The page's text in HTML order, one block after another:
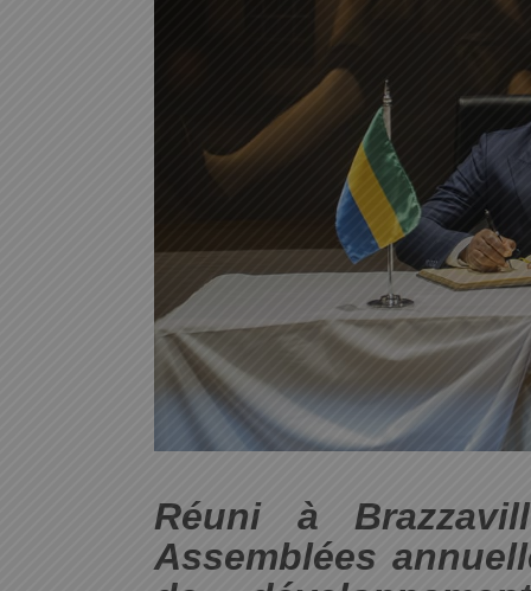
Réuni à
Assemblées